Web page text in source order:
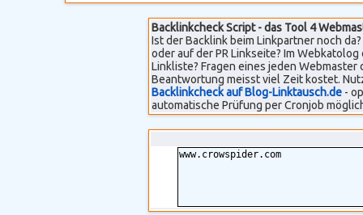
Backlinkcheck Script - das Tool 4
Ist der Backlink beim Linkpartner noch
oder auf der PR Linkseite? Im Webkatolog
Linkliste? Fragen eines jeden Webmaster
Beantwortung meisst viel Zeit kostet.
Backlinkcheck auf Blog-Linktausch.de-
automatische Prüfung per Cronjob